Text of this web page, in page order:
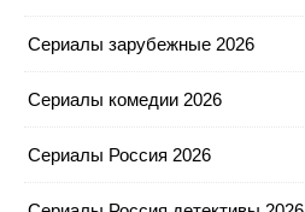
Сериалы зарубежные 2026
Сериалы комедии 2026
Сериалы Россия 2026